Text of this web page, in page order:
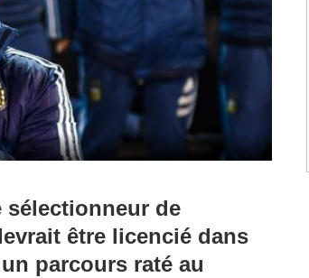
sélectionneur de
être licencié dans
parcours raté au